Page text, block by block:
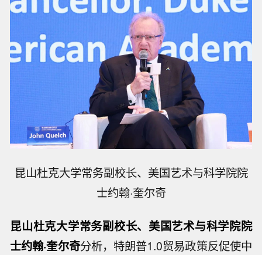
昆山杜克大学常务副校长、美国艺术与科学院院
士约翰·奎尔奇
昆山杜克大学常务副校长、美国艺术与科学院院
士约翰·奎尔奇分析，特朗普1.0贸易政策反促使中